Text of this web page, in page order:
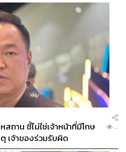
ถาน ชี้ไม่ใช่เจ้าหน้าที่มีโทษ
เจ้าของร่วมรับผิด
...